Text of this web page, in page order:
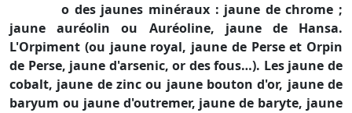
o des jaunes minéraux : jaune de chrome ;
jaune auréolin ou Auréoline, jaune de Hansa.
L'Orpiment (ou jaune royal, jaune de Perse et Orpin
de Perse, jaune d'arsenic, or des fous…). Les jaune de
cobalt, jaune de zinc ou jaune bouton d'or, jaune de
baryum ou jaune d'outremer, jaune de baryte, jaune